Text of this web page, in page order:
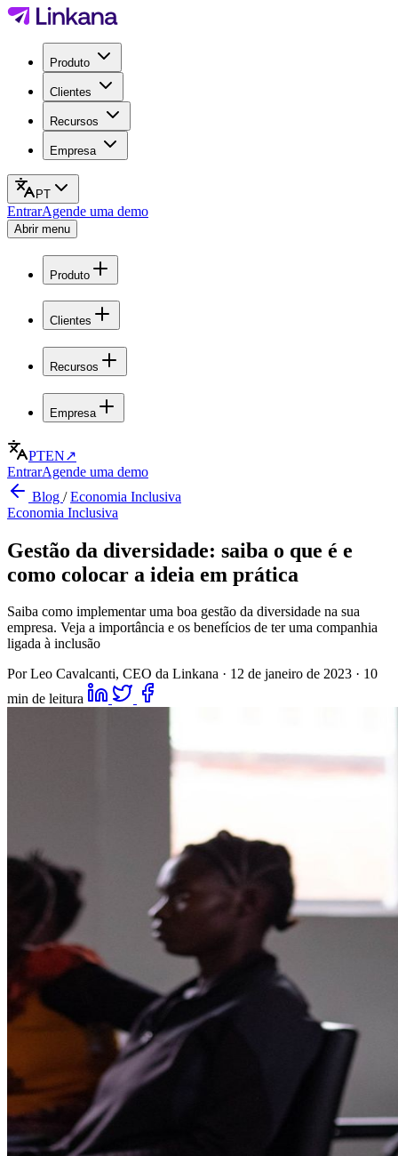
Produto
Clientes
Recursos
Empresa
PT
EntrarAgende uma demo
Abrir menu
Produto
Clientes
Recursos
Empresa
PTEN↗
EntrarAgende uma demo
Blog /Economia Inclusiva
Economia Inclusiva
Gestão da diversidade: saiba o que é e
como colocar a ideia em prática
Saiba como implementar uma boa gestão da diversidade na sua
empresa. Veja a importância e os benefícios de ter uma companhia
ligada à inclusão
Por Leo Cavalcanti, CEO da Linkana · 12 de janeiro de 2023 · 10
min de leitura